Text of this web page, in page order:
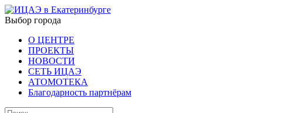
Выбор города
О ЦЕНТРЕ
ПРОЕКТЫ
НОВОСТИ
СЕТЬ ИЦАЭ
АТОМОТЕКА
Благодарность партнёрам